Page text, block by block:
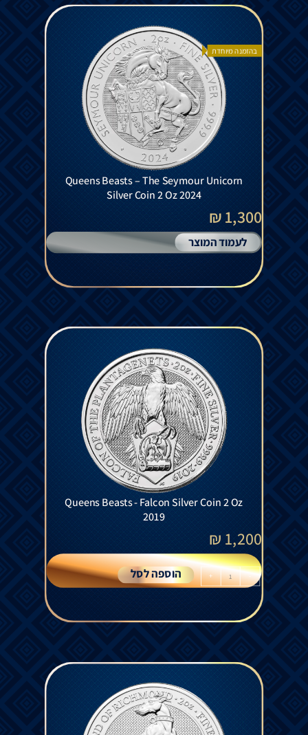
בהזמנה מיוחדת
Queens Beasts – The Seymour Unicorn
Silver Coin 2 Oz 2024
1,300 ₪
לעמוד המוצר
Queens Beasts - Falcon Silver Coin 2 Oz
2019
1,200
₪
-
+ הוספה לסל